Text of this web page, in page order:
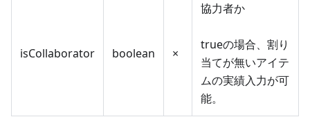
isCollaborator boolean ×
協力者か
trueの場合、割り
当てが無いアイテ
ムの実績入力が可
能。